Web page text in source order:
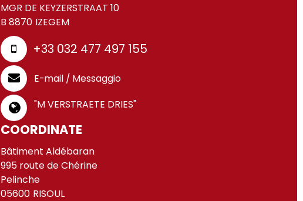
MGR DE KEYZERSTRAAT 10
B 8870 IZEGEM
+33 032 477 497 155
E-mail / Messaggio
"M VERSTRAETE DRIES"
COORDINATE
Bâtiment Aldébaran
995 route de Chérine
Pelinche
05600 RISOUL